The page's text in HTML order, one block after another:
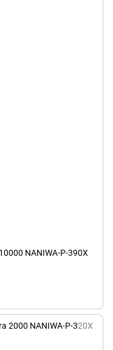
NANIWA-P-390X